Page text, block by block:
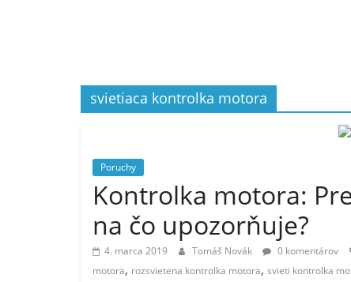
svietiaca kontrolka motora
Poruchy
Kontrolka motora:
na čo upozorňuje?
4. marca 2019 Tomáš Novák 0 komentárov
motora, rozsvietena kontrolka motora, svieti kontrolka